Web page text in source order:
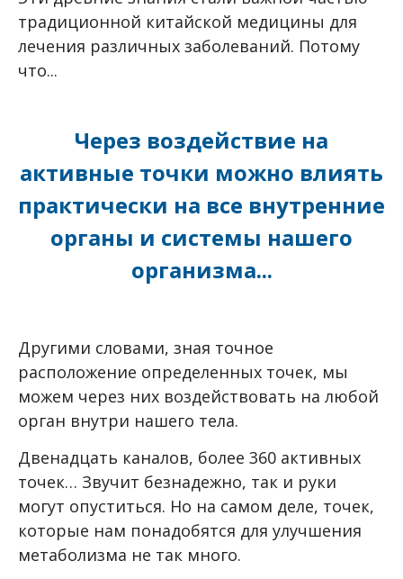
традиционной китайской медицины для
лечения различных заболеваний. Потому
что...
Через воздействие на
активные точки можно влиять
практически на все внутренние
органы и системы нашего
организма...
Другими словами, зная точное
расположение определенных точек, мы
можем через них воздействовать на любой
орган внутри нашего тела.
Двенадцать каналов, более 360 активных
точек… Звучит безнадежно, так и руки
могут опуститься. Но на самом деле, точек,
которые нам понадобятся для улучшения
метаболизма не так много.